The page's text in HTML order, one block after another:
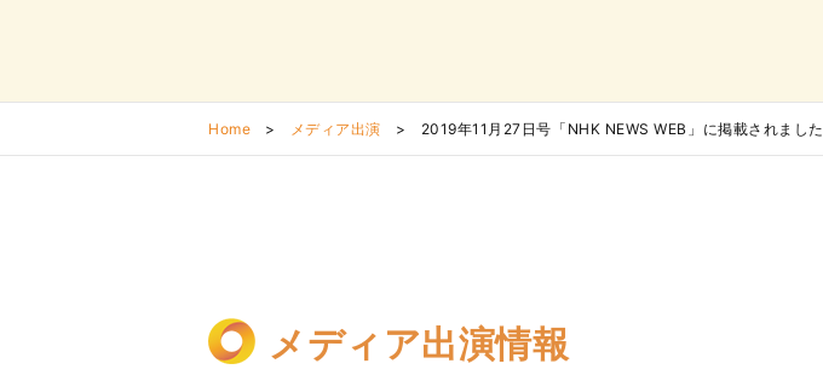
Home > メディア出演 > 2019年11月27日号「NHK NEWS WEB」に掲載されました
メディア出演情報